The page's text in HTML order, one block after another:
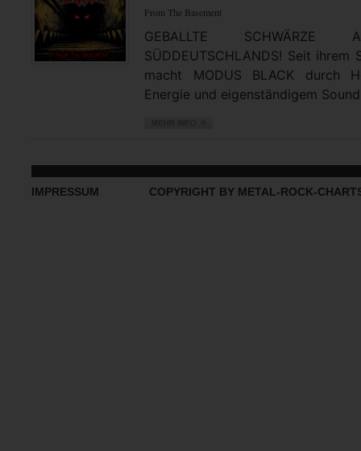
From The Basement
GEBALLTE
SÜDDEUTSCHLANDS! Seit
macht MODUS BLACK durch
Energie und eigenständigem
IMPRESSUM COPYRIGHT BY METAL-ROCK-